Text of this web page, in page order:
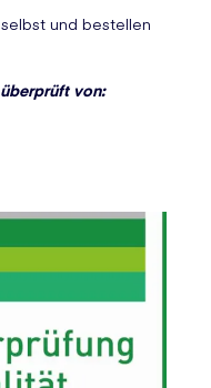
und bestellen
von: